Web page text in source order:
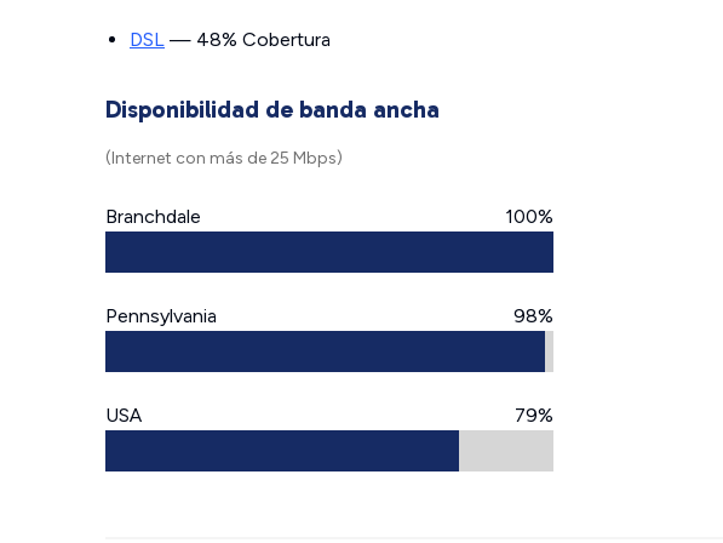
DSL — 48% Cobertura
Disponibilidad de banda ancha
(Internet con más de 25 Mbps)
Branchdale 100%
Pennsylvania 98%
USA 79%